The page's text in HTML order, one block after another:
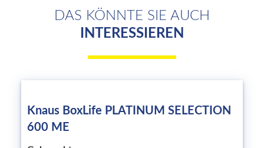
DAS KÖNNTE SIE AUCH
INTERESSIEREN
Knaus BoxLife PLATINUM SELECTION
600 ME